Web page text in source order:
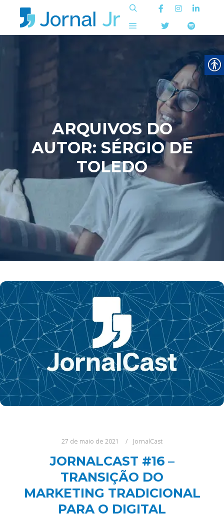
ARQUIVOS DO
AUTOR: SÉRGIO DE
TOLEDO
27 de maio de 2021 JornalCast
JORNALCAST #16 –
TRANSIÇÃO DO
MARKETING TRADICIONAL
PARA O DIGITAL